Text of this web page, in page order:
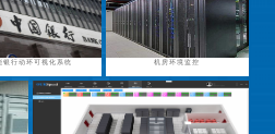
银行动环可视化系统 机房环境监控